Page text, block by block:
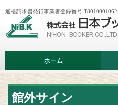
会
日
ッ
カ
適格請求書発行事業者登録番号
ム
ビ
案
館外サイン